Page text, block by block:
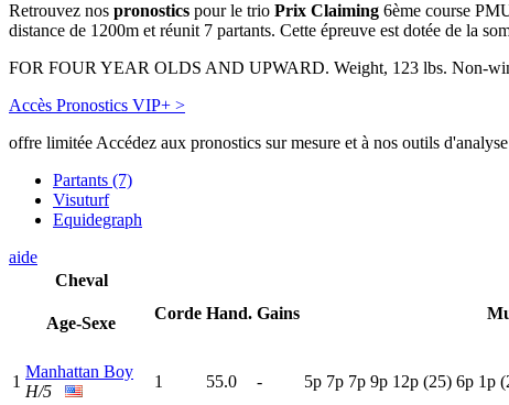
Retrouvez nos pronostics pour le trio Prix Claiming 6ème course
distance de 1200m et réunit 7 partants. Cette épreuve est dotée de la
FOR FOUR YEAR OLDS AND UPWARD. Weight, 123 lbs. Non-
Accès Pronostics VIP+ >
offre limitée Accédez aux pronostics sur mesure et à nos outils
Partants (7)
Visuturf
Equidegraph
aide
Cheval
Age-Sexe
Corde Hand. Gains
1
Manhattan Boy
H/5
1 55.0 - 5p 7p 7p 9p 12p (25) 6p 1p